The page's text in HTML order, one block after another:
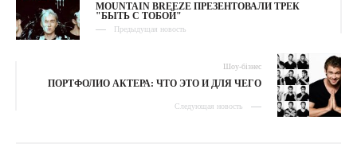
MOUNTAIN BREEZE ПРЕЗЕНТОВАЛИ ТРЕК
"БЫТЬ С ТОБОЙ"
Предыдущая новость
Шоу-бізнес
ПОРТФОЛИО АКТЕРА: ЧТО ЭТО И ДЛЯ ЧЕГО
Следующая новость